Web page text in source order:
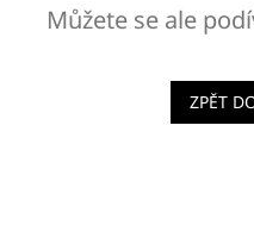
Můžete se ale
ZPĚT